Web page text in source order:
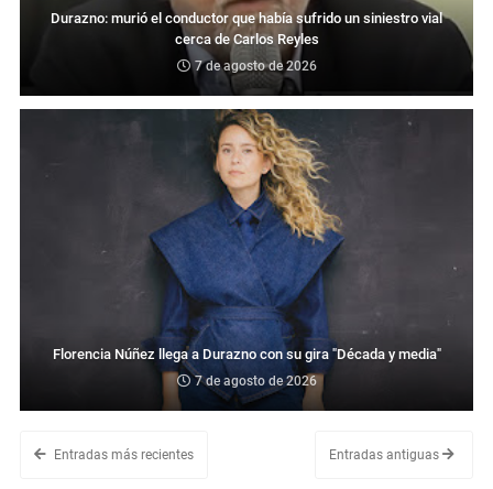
Durazno: murió el conductor que había sufrido un siniestro vial
cerca de Carlos Reyles
7 de agosto de 2026
Florencia Núñez llega a Durazno con su gira "Década y media"
7 de agosto de 2026
Entradas más recientes Entradas antiguas